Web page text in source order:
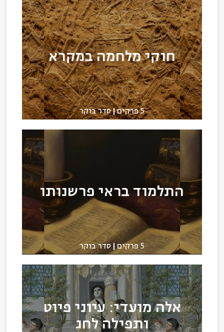
חוקי מלחמה במקרא
5 פרקים סדר בוקר
התלמוד בראי פרשנותו
5 פרקים סדר בוקר
אלה מועדי: עיוני פיוט
ותפילה לחג